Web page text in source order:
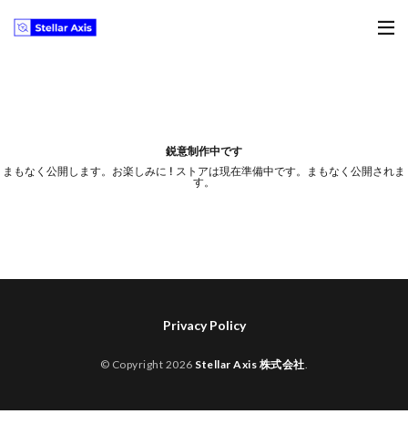
鋭意制作中です
まもなく公開します。お楽しみに ! ストアは現在準備中です。まもなく公開されま
す。
Privacy Policy
© Copyright 2026 Stellar Axis 株式会社.